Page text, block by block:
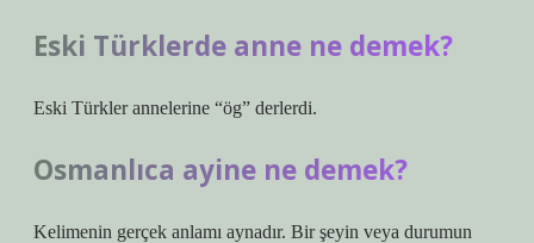
Eski Türklerde anne ne demek?
Eski Türkler annelerine “ög” derlerdi.
Osmanlıca ayine ne demek?
Kelimenin gerçek anlamı aynadır. Bir şeyin veya durumun